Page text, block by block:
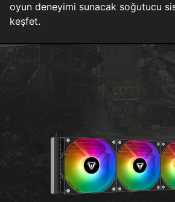
oyun deneyimi sunacak soğutucu
keşfet.